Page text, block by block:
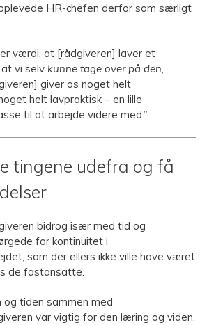
HR-chefen derfor som særligt
værdi, at [rådgiveren] laver et
vi selv kunne tage over på den,
giver os noget helt
helt lavpraktisk – en lille
til at arbejde videre med.”
tingene udefra og få
bidrog især med tid og
for kontinuitet i
som der ellers ikke ville have været
de fastansatte.
tiden sammen med
var vigtig for den læring og viden,